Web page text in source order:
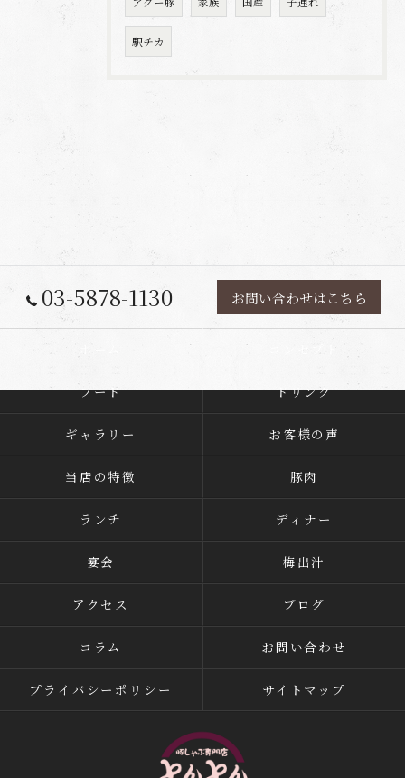
駅チカ
03-5878-1130 お問い合わせはこちら
コンセプト
フード ドリンク
ギャラリー お客様の声
当店の特徴 豚肉
ランチ ディナー
宴会 梅出汁
アクセス ブログ
コラム お問い合わせ
プライバシーポリシー サイトマップ